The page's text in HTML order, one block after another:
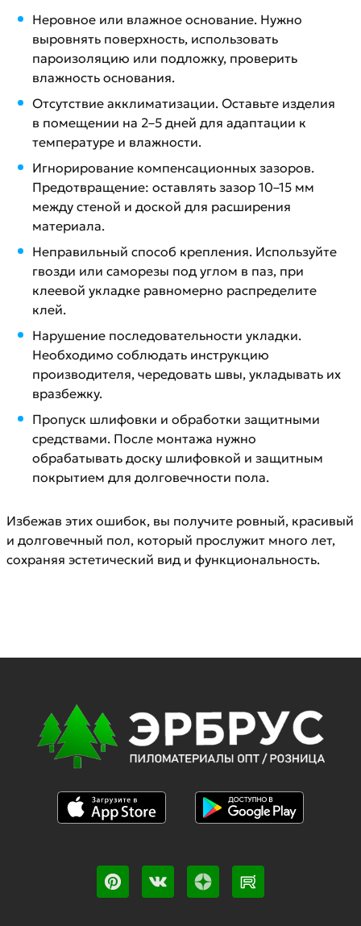
Неровное или влажное основание. Нужно
выровнять поверхность, использовать
пароизоляцию или подложку, проверить
влажность основания.
Отсутствие акклиматизации. Оставьте изделия
в помещении на 2–5 дней для адаптации к
температуре и влажности.
Игнорирование компенсационных зазоров.
Предотвращение: оставлять зазор 10–15 мм
между стеной и доской для расширения
материала.
Неправильный способ крепления. Используйте
гвозди или саморезы под углом в паз, при
клеевой укладке равномерно распределите
клей.
Нарушение последовательности укладки.
Необходимо соблюдать инструкцию
производителя, чередовать швы, укладывать их
вразбежку.
Пропуск шлифовки и обработки защитными
средствами. После монтажа нужно
обрабатывать доску шлифовкой и защитным
покрытием для долговечности пола.
Избежав этих ошибок, вы получите ровный, красивый
и долговечный пол, который прослужит много лет,
сохраняя эстетический вид и функциональность.